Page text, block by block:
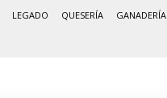
LEGADO QUESERÍA